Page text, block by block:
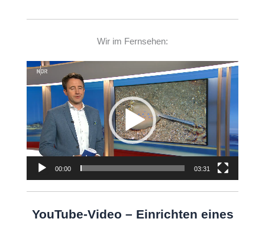
Wir im Fernsehen:
Player
00:00 03:31
YouTube-Video – Einrichten eines